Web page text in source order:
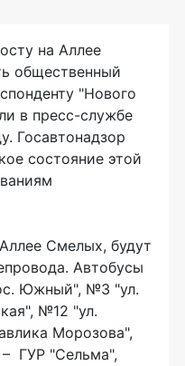
на Аллее
общественный
"Нового
в пресс-службе
Госавтонадзор
состояние этой
Смелых, будут
Автобусы
Южный", №3 "ул.
№12 "ул.
Морозова",
ГУР "Сельма",